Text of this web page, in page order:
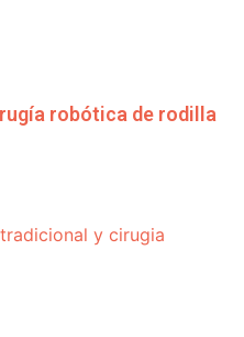
robótica de rodilla